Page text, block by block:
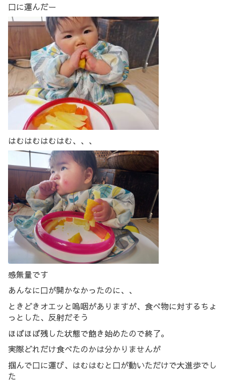
口に運んだー
はむはむはむはむ、、、
感無量です
あんなに口が開かなかったのに、、
ときどきオエッと嗚咽がありますが、食べ物に対するちょ
っとした、反射だそう
ほぼほぼ残した状態で飽き始めたので終了。
実際どれだけ食べたのかは分かりませんが
掴んで口に運び、はむはむと口が動いただけで大進歩でし
た